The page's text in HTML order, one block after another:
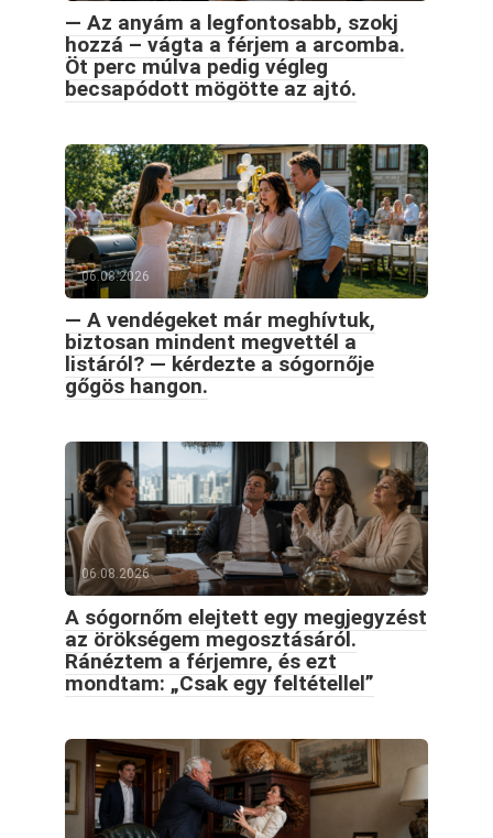
— Az anyám a legfontosabb, szokj
hozzá – vágta a férjem a arcomba.
Öt perc múlva pedig végleg
becsapódott mögötte az ajtó.
06.08.2026
— A vendégeket már meghívtuk,
biztosan mindent megvettél a
listáról? — kérdezte a sógornője
gőgös hangon.
06.08.2026
A sógornőm elejtett egy megjegyzést
az örökségem megosztásáról.
Ránéztem a férjemre, és ezt
mondtam: „Csak egy feltétellel”